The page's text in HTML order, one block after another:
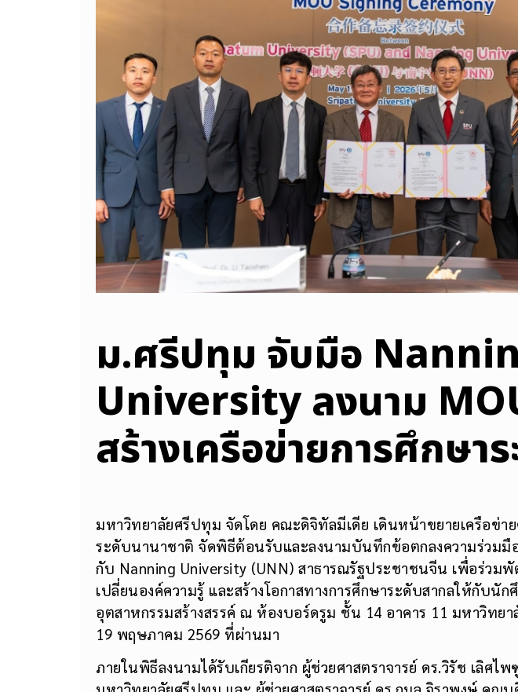
ม.ศรีปทุม จับมือ
University ลงนาม
สร้างเครือข่ายการศึกษา
มหาวิทยาลัยศรีปทุม จัดโดย คณะดิจิทัลมีเดีย เดินหน้าขยายเครือข่าย
ระดับนานาชาติ จัดพิธีต้อนรับและลงนามบันทึกข้อตกลงความร่วมมือ
กับ Nanning University (UNN) สาธารณรัฐประชาชนจีน เพื่อร่วม
เปลี่ยนองค์ความรู้ และสร้างโอกาสทางการศึกษาระดับสากลให้กับนัก
อุตสาหกรรมสร้างสรรค์ ณ ห้องบอร์ดรูม ชั้น 14 อาคาร 11 มหาวิทย
19 พฤษภาคม 2569 ที่ผ่านมา
ภายในพิธีลงนามได้รับเกียรติจาก ผู้ช่วยศาสตราจารย์ ดร.วิรัช เลิศไ